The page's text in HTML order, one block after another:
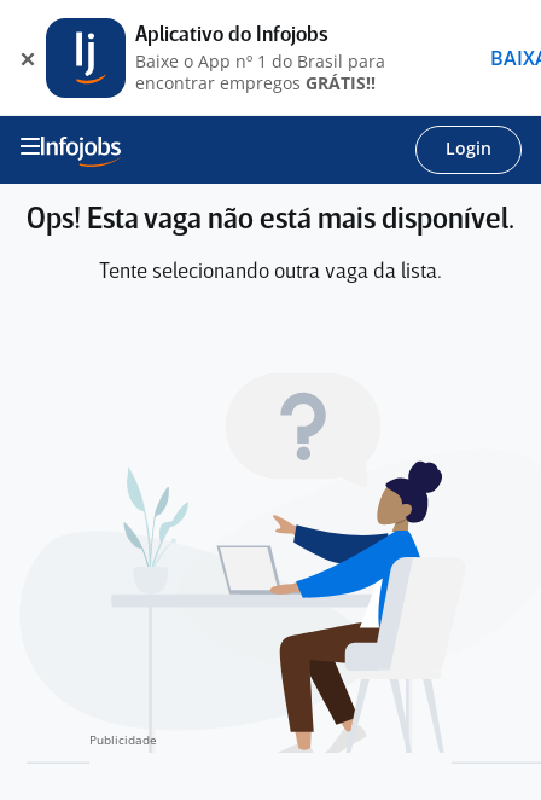
Login
Ops! Esta vaga não está mais disponível.
Tente selecionando outra vaga da lista.
Aplicativo do Infojobs
Baixe o App nº 1 do Brasil para
encontrar empregos GRÁTIS!!